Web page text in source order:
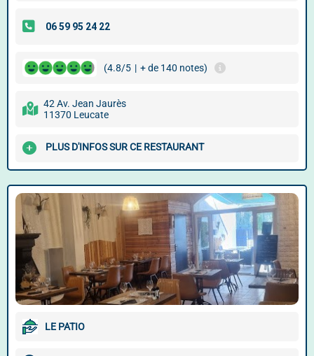
(4.8/5 | + de 140 notes)
42 Av. Jean Jaurès
11370 Leucate
PLUS D'INFOS SUR CE RESTAURANT
LE PATIO